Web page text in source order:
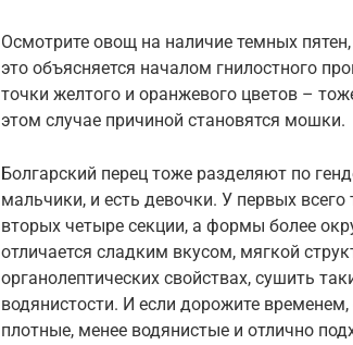
Осмотрите овощ на наличие темных
это объясняется началом гнилостного
точки желтого и оранжевого цветов –
этом случае причиной становятся мошки.
Болгарский перец тоже разделяют по
мальчики, и есть девочки. У первых
вторых четыре секции, а формы более
отличается сладким вкусом, мягкой
органолептических свойствах, сушить
водянистости. И если дорожите
плотные, менее водянистые и отлично